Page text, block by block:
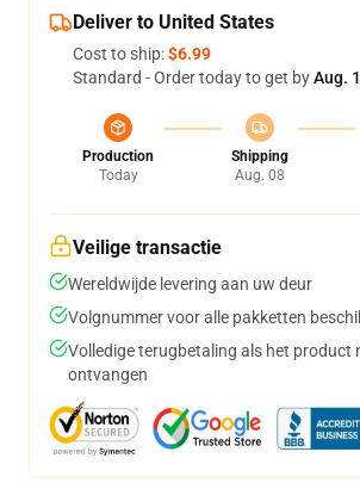
Deliver to United States
Cost to ship:$6.99
Standard - Order today to get byAug.
Production
Today
Shipping
Aug. 08
Veilige transactie
Wereldwijde levering aan uw deur
Volgnummer voor alle pakketten
Volledige terugbetaling als het product
ontvangen